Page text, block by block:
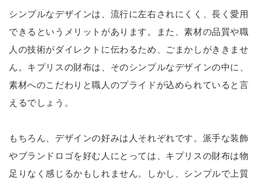
シンプルなデザインは、流行に左右されにくく、長く愛用
できるというメリットがあります。また、素材の品質や職
人の技術がダイレクトに伝わるため、ごまかしがききませ
ん。キプリスの財布は、そのシンプルなデザインの中に、
素材へのこだわりと職人のプライドが込められていると言
えるでしょう。
もちろん、デザインの好みは人それぞれです。派手な装飾
やブランドロゴを好む人にとっては、キプリスの財布は物
足りなく感じるかもしれません。しかし、シンプルで上質